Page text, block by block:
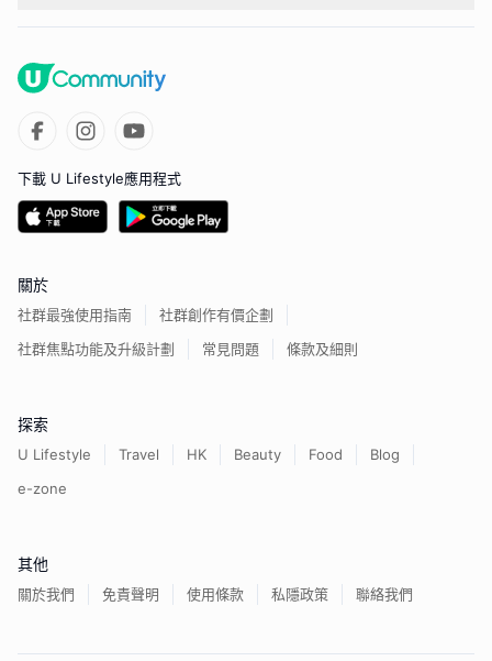
下載 U Lifestyle應用程式
關於
社群最強使用指南
社群創作有價企劃
社群焦點功能及升級計劃
常見問題 條款及細則
探索
U Lifestyle Travel HK Beauty Food
Blog
e-zone
其他
關於我們 免責聲明 使用條款 私隱政策 聯絡我們